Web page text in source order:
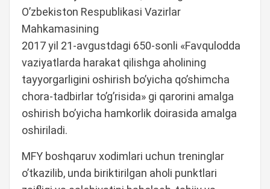
O’zbekiston Respublikasi Vazirlar
Mahkamasining
2017 yil 21-avgustdagi 650-sonli «Favqulodda
vaziyatlarda harakat qilishga aholining
tayyorgarligini oshirish bo’yicha qo’shimcha
chora-tadbirlar to’g’risida» gi qarorini amalga
oshirish bo’yicha hamkorlik doirasida amalga
oshiriladi.
MFY boshqaruv xodimlari uchun treninglar
o’tkazilib, unda biriktirilgan aholi punktlari